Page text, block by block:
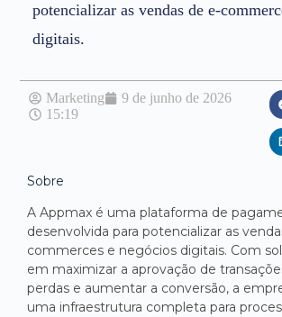
potencializar as vendas de e-
digitais.
Marketing
9 de junho de 2026
15:19
Sobre
A Appmax é uma plataforma de
desenvolvida para potencializar as
commerces e negócios digitais. Com
em maximizar a aprovação de
perdas e aumentar a conversão, a
uma infraestrutura completa para